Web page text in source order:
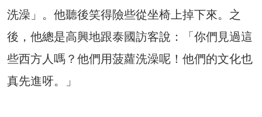
洗澡」。他聽後笑得險些從坐椅上掉下來。之
後，他總是高興地跟泰國訪客說：「你們見過這
些西方人嗎？他們用菠蘿洗澡呢！他們的文化也
真先進呀。」